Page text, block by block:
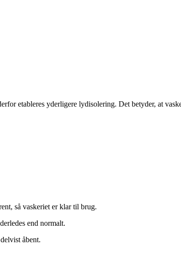
etableres yderligere lydisolering. Det betyder, at
så vaskeriet er klar til brug.
end normalt.
åbent.